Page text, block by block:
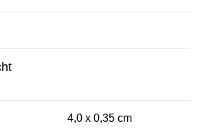
4,0 x 0,35 cm